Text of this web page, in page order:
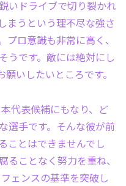
いドライブで切り裂かれ
まうという理不尽な強さ
ロ意識も非常に高く、
うです。敵には絶対にし
いしたいところです。
代表候補にもなり、ど
選手です。そんな彼が前
ことはできませんでし
ることなく努力を重ね、
ェンスの基準を突破し